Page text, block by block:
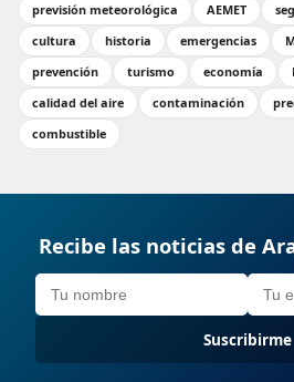
previsión meteorológica
AEMET
cultura
historia emergencias
prevención
turismo economía
calidad del aire
contaminación
combustible
Recibe las noticias de
Suscribirme